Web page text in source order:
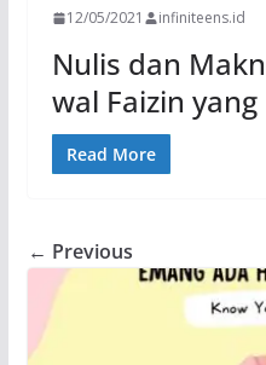
12/05/2021 infiniteens.id
Nulis dan
wal Faizin
Read More
← Previous